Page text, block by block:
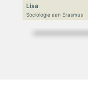
Lisa
Sociologie aan Erasmus